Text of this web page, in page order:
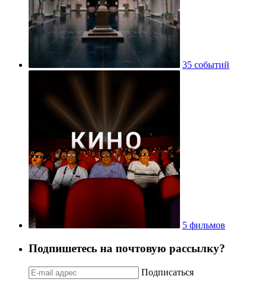
35 событий
5 фильмов
Подпишетесь на почтовую рассылку?
Подписаться